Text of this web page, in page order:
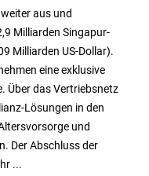
aus und
Milliarden Singapur-
Milliarden US-Dollar).
eine exklusive
Über das Vertriebsnetz
Lösungen in den
und
Der Abschluss der
...